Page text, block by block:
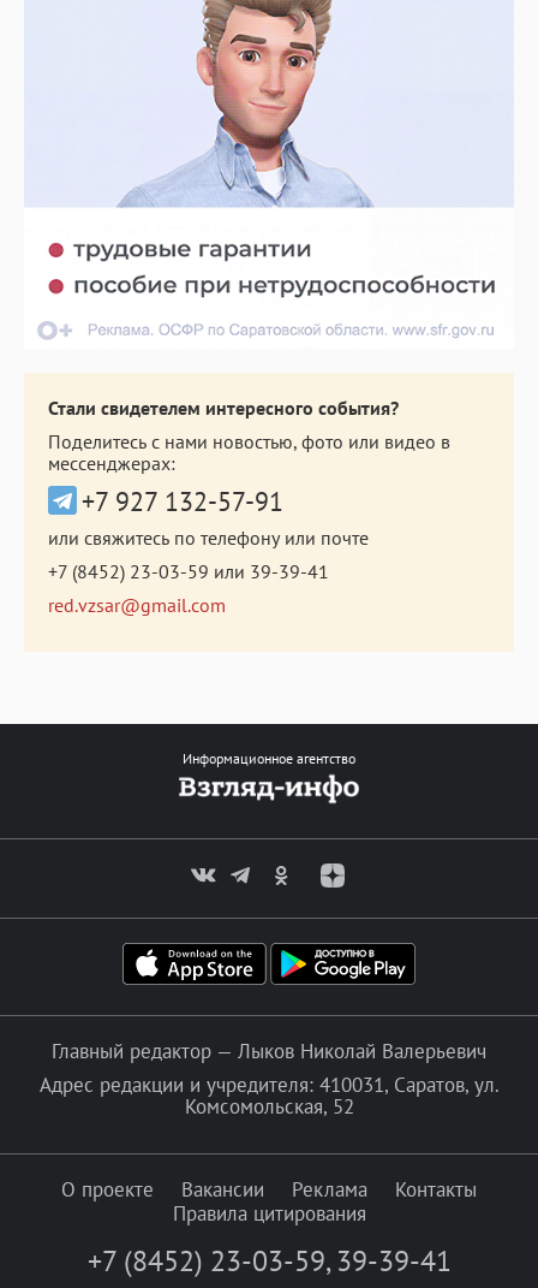
Стали свидетелем интересного события?
Поделитесь с нами новостью, фото или видео в
мессенджерах:
+7 927 132-57-91
или свяжитесь по телефону или почте
+7 (8452) 23-03-59 или 39-39-41
red.vzsar@gmail.com
Информационное агентство
Главный редактор — Лыков Николай Валерьевич
Адрес редакции и учредителя: 410031, Саратов, ул.
Комсомольская, 52
О проекте Вакансии Реклама
Контакты
Правила цитирования
+7 (8452) 23-03-59, 39-39-41